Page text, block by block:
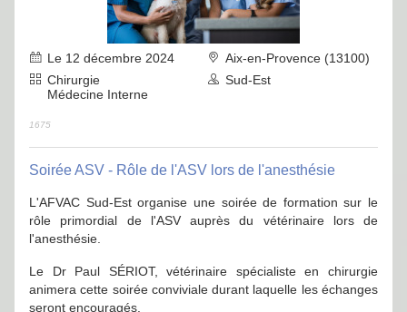
Le 12 décembre 2024
Aix-en-Provence (13100)
Chirurgie
Médecine Interne
Sud-Est
1675
Soirée ASV - Rôle de l'ASV lors de l'anesthésie
L'AFVAC Sud-Est organise une soirée de formation sur le
rôle primordial de l'ASV auprès du vétérinaire lors de
l'anesthésie.
Le Dr Paul SÉRIOT, vétérinaire spécialiste en chirurgie
animera cette soirée conviviale durant laquelle les échanges
seront encouragés.